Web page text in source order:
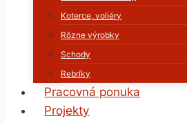
Koterce, voliéry
Rôzne výrobky
Schody
Rebríky
Pracovná ponuka
Projekty